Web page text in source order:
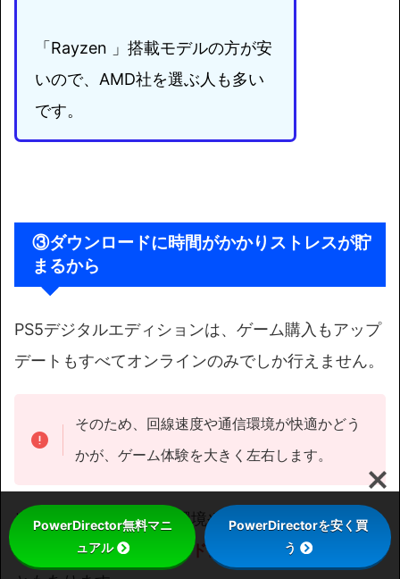
「Rayzen 」搭載モデルの方が安
いので、AMD社を選ぶ人も多い
です。
③ダウンロードに時間がかかりストレスが貯
まるから
PS5デジタルエディションは、ゲーム購入もアップ
デートもすべてオンラインのみでしか行えません。
そのため、回線速度や通信環境が快適かどう
かが、ゲーム体験を大きく左右します。
光回線が整っていない環境や、家族と通信を共有し
ている場合、ダウンロードに非常に時間がかかる
PowerDirector無料マニ
ュアル
PowerDirectorを安く買
う